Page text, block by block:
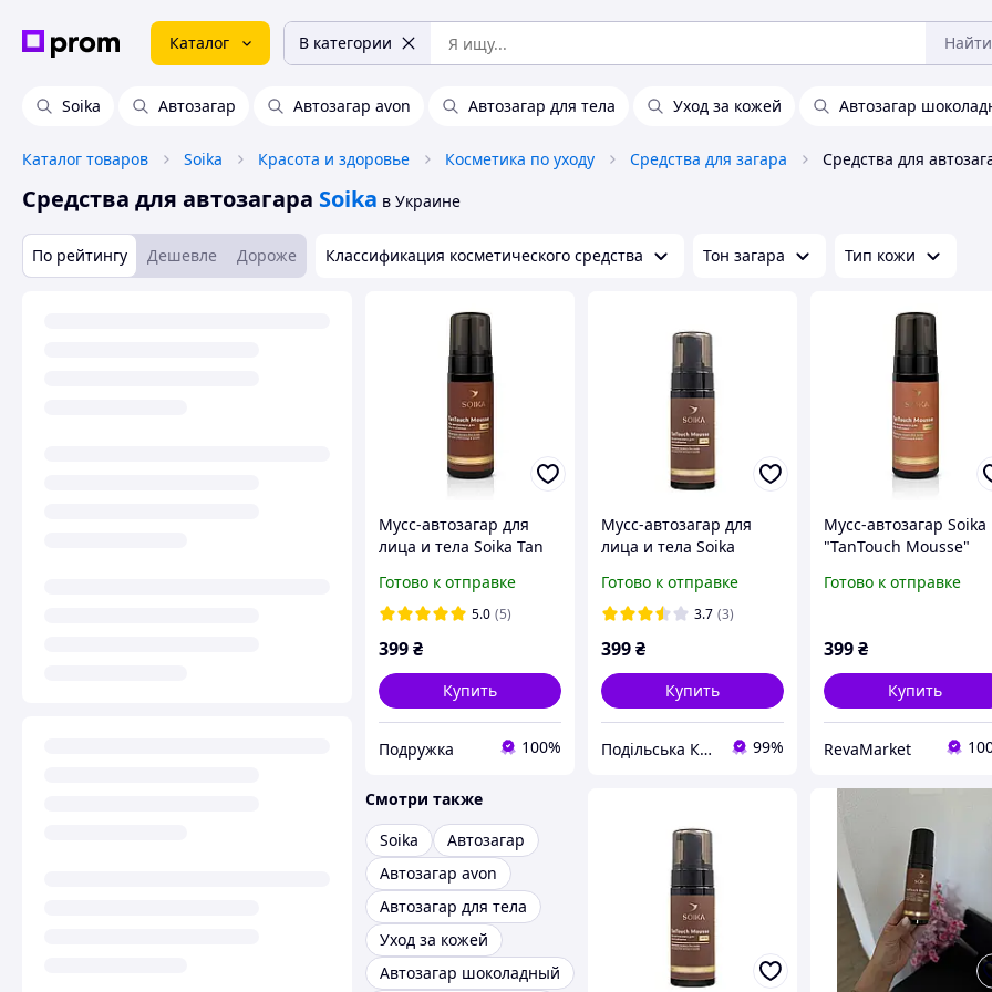
Каталог В категории Найти
Soika Автозагар Автозагар avon Автозагар для тела Уход за кожей Автозагар
Каталог товаров Soika Красота и здоровье Косметика по уходу Средства для загара Средства для
Средства для автозагара Soika в Украине
По рейтингу Дешевле Дороже Классификация косметического средства Тон загара Тип кожи
Мусс-автозагар для
лица и тела Soika Tan
Dark, 150 мл
Готово к отправке
5.0 (5)
399₴
Купить
Подружка 100%
Мусс-автозагар для
лица и тела Soika
пенка-автозагар с SPF
20, 150 мл
Готово к отправке
3.7 (3)
399₴
Купить
Подільська Косметична Компанія 99%
Мусс-автозагар Soika
"TanTouch Mousse"
Готово к отправке
399₴
Купить
RevaMarket
Смотри также
Soika
Автозагар
Автозагар avon
Автозагар для тела
Уход за кожей
Автозагар шоколадный